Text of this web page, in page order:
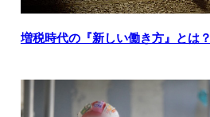
増税時代の『新しい働き方』とは？